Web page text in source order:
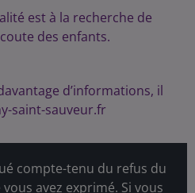
est à la recherche de
des enfants.
d’informations, il
saint-sauveur.fr
compte-tenu du refus du
avez exprimé. Si vous